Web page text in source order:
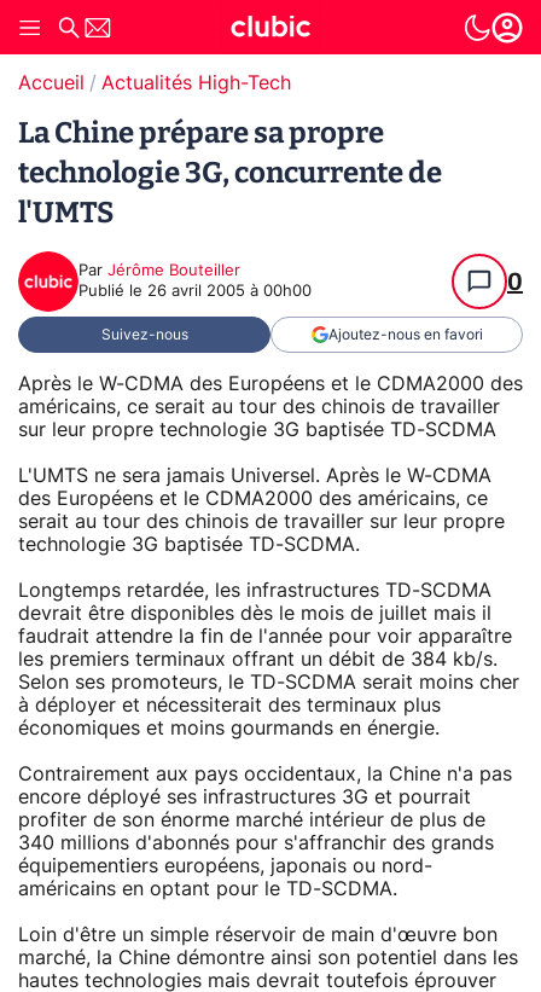
Accueil Actualités High-Tech
La Chine prépare sa propre
technologie 3G, concurrente de
l'UMTS
Par Jérôme Bouteiller
Publié le 26 avril 2005 à 00h00 0
Suivez-nous Ajoutez-nous en favori
Après le W-CDMA des Européens et le CDMA2000 des
américains, ce serait au tour des chinois de travailler
sur leur propre technologie 3G baptisée TD-SCDMA
L'UMTS ne sera jamais Universel. Après le W-CDMA
des Européens et le CDMA2000 des américains, ce
serait au tour des chinois de travailler sur leur propre
technologie 3G baptisée TD-SCDMA.
Longtemps retardée, les infrastructures TD-SCDMA
devrait être disponibles dès le mois de juillet mais il
faudrait attendre la fin de l'année pour voir apparaître
les premiers terminaux offrant un débit de 384 kb/s.
Selon ses promoteurs, le TD-SCDMA serait moins cher
à déployer et nécessiterait des terminaux plus
économiques et moins gourmands en énergie.
Contrairement aux pays occidentaux, la Chine n'a pas
encore déployé ses infrastructures 3G et pourrait
profiter de son énorme marché intérieur de plus de
340 millions d'abonnés pour s'affranchir des grands
équipementiers européens, japonais ou nord-
américains en optant pour le TD-SCDMA.
Loin d'être un simple réservoir de main d'œuvre bon
marché, la Chine démontre ainsi son potentiel dans les
hautes technologies mais devrait toutefois éprouver